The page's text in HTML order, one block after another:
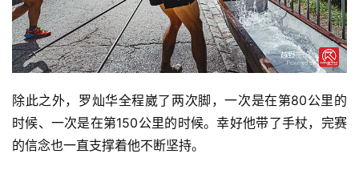
除此之外，罗灿华全程崴了两次脚，一次是在第80公里的
时候、一次是在第150公里的时候。幸好他带了手杖，完赛
的信念也一直支撑着他不断坚持。